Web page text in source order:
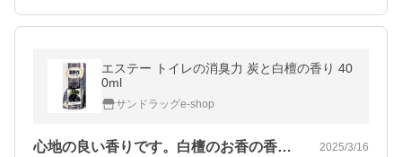
エステー トイレの消臭力 炭と白檀の香り 40
0ml
サンドラッグe-shop
心地の良い香りです。白檀のお香の香りは… 2025/3/16